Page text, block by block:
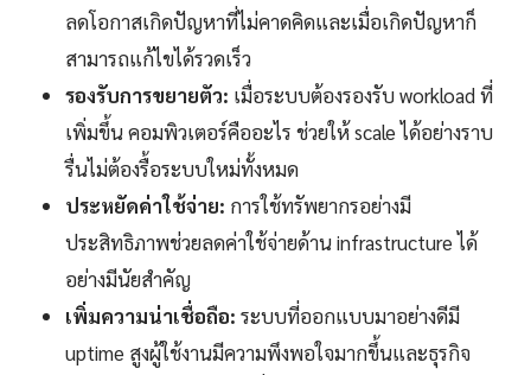
ลดโอกาสเกิดปัญหาที่ไม่คาดคิดและเมื่อเกิดปัญหาก็
สามารถแก้ไขได้รวดเร็ว
รองรับการขยายตัว: เมื่อระบบต้องรองรับ workload ที่
เพิ่มขึ้น คอมพิวเตอร์คืออะไร ช่วยให้ scale ได้อย่างราบ
รื่นไม่ต้องรื้อระบบใหม่ทั้งหมด
ประหยัดค่าใช้จ่าย: การใช้ทรัพยากรอย่างมี
ประสิทธิภาพช่วยลดค่าใช้จ่ายด้าน infrastructure ได้
อย่างมีนัยสำคัญ
เพิ่มความน่าเชื่อถือ: ระบบที่ออกแบบมาอย่างดีมี
uptime สูงผู้ใช้งานมีความพึงพอใจมากขึ้นและธุรกิจ